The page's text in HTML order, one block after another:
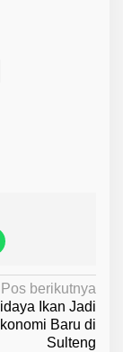
Pos berikutnya
Ikan Jadi
Baru di
Sulteng